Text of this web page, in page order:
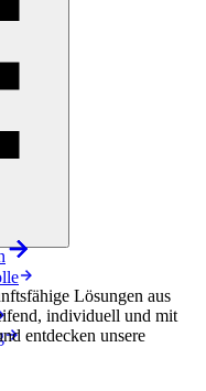
Lösungen aus
individuell und mit
entdecken unsere